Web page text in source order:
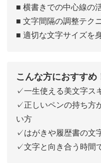
■ 横書きでの中心線の
■ 文字間隔の調整テク
■ 適切な文字サイズを
こんな方におすすめ
✓一生使える美文字ス
✓正しいペンの持ち方
い方
✓はがきや履歴書の文
✓文字と向き合う時間